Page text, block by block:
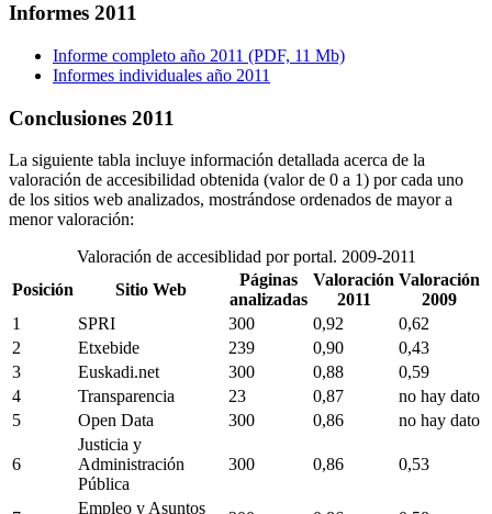
Informes 2011
Informe completo año 2011 (PDF, 11 Mb)
Informes individuales año 2011
Conclusiones 2011
La siguiente tabla incluye información detallada acerca de la
valoración de accesibilidad obtenida (valor de 0 a 1) por cada uno
de los sitios web analizados, mostrándose ordenados de mayor a
menor valoración:
Valoración de accesiblidad por portal. 2009-2011
Posición
Sitio Web
Páginas
analizadas
Valoración
2011
Valoración
2009
1
SPRI 300 0,92
0,62
2
Etxebide 239 0,90
0,43
3
Euskadi.net 300 0,88
0,59
4
Transparencia 23 0,87
no hay dato
5
Open Data 300 0,86 no hay dato
6
Justicia y
Administración
Pública
300 0,86 0,53
Empleo y Asuntos